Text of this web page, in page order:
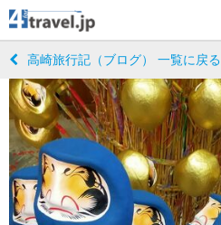
高崎旅行記（ブログ） 一覧に戻る